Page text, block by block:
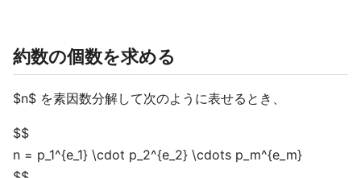
約数の個数を求める
$n$ を素因数分解して次のように表せるとき、
$$
n = p_1^{e_1} \cdot p_2^{e_2} \cdots p_m^{e_m}